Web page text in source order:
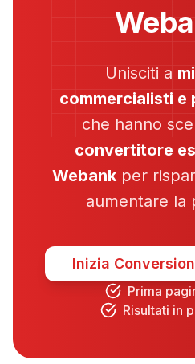
Unisciti a
commercialisti
che hanno
convertitore
Webank per
aumentare la
Inizia
Prima
Risultati in